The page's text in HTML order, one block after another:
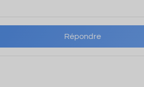
Répondre